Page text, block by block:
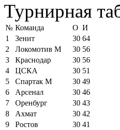
Турнирная
№ Команда О И
1
Зенит 30 64
2
Локомотив М 30 56
3
Краснодар 30 56
4
ЦСКА 30 51
5
Спартак М 30 49
6
Арсенал 30 46
7
Оренбург 30 43
8
Ахмат 30 42
9
Ростов 30 41